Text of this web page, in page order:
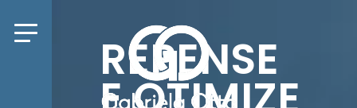
REPENSE